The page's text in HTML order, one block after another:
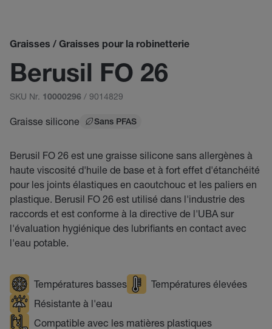
Graisses / Graisses pour la robinetterie
Berusil FO 26
SKU Nr. 10000296 / 9014829
Graisse silicone Sans PFAS
Berusil FO 26 est une graisse silicone sans allergènes à
haute viscosité d'huile de base et à fort effet d'étanchéité
pour les joints élastiques en caoutchouc et les paliers en
plastique. Berusil FO 26 est utilisé dans l'industrie des
raccords et est conforme à la directive de l'UBA sur
l'évaluation hygiénique des lubrifiants en contact avec
l'eau potable.
Températures basses
Températures élevées
Résistante à l'eau
Compatible avec les matières plastiques